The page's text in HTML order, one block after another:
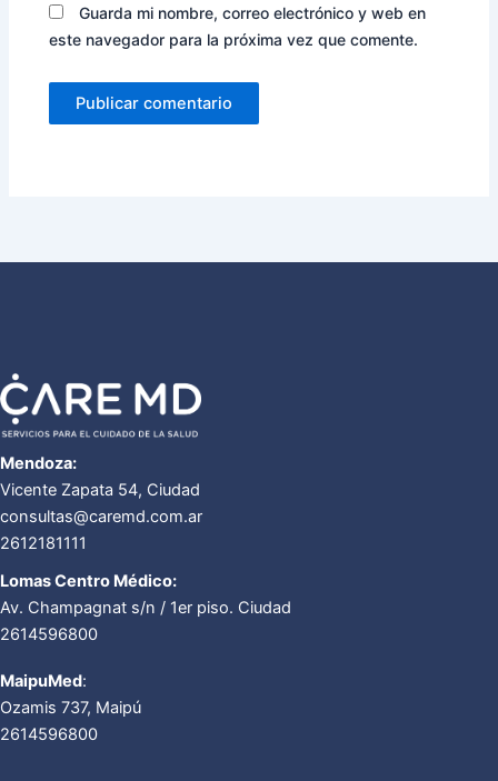
Guarda mi nombre, correo electrónico y web en
este navegador para la próxima vez que comente.
Mendoza:
Vicente Zapata 54, Ciudad
consultas@caremd.com.ar
2612181111
Lomas Centro Médico:
Av. Champagnat s/n / 1er piso. Ciudad
2614596800
MaipuMed:
Ozamis 737, Maipú
2614596800